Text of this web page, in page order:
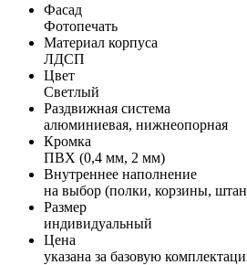
Фасад
Фотопечать
Материал корпуса
ЛДСП
Цвет
Светлый
Раздвижная система
алюминиевая, нижнеопорная
Кромка
ПВХ (0,4 мм, 2 мм)
Внутреннее наполнение
на выбор (полки, корзины,
Размер
индивидуальный
Цена
указана за базовую